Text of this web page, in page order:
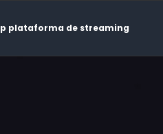
plataforma de streaming